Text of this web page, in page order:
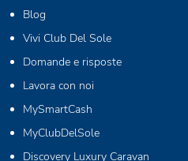
Blog
Vivi Club Del Sole
Domande e risposte
Lavora con noi
MySmartCash
MyClubDelSole
Discovery Luxury Caravan